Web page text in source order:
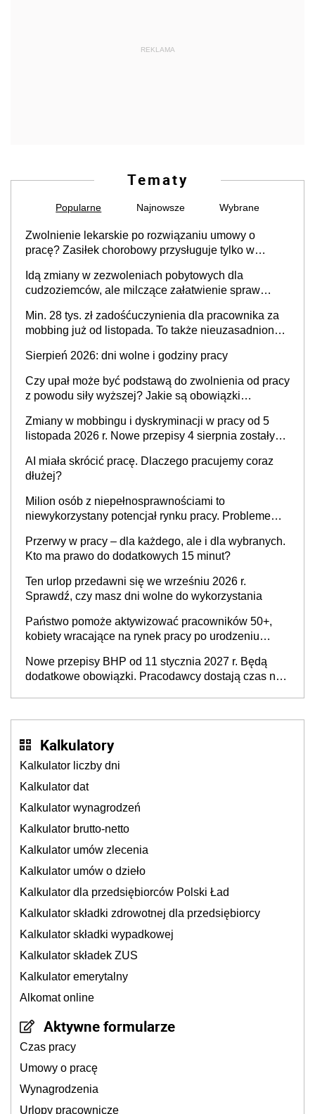
REKLAMA
Tematy
Popularne Najnowsze Wybrane
Zwolnienie lekarskie po rozwiązaniu umowy o
pracę? Zasiłek chorobowy przysługuje tylko w
stosunku pracy
Idą zmiany w zezwoleniach pobytowych dla
cudzoziemców, ale milczące załatwienie spraw
Min. 28 tys. zł zadośćuczynienia dla pracownika za
mobbing już od listopada. To także nieuzasadniona
Sierpień 2026: dni wolne i godziny pracy
Czy upał może być podstawą do zwolnienia od pracy
z powodu siły wyższej? Jakie są obowiązki
Zmiany w mobbingu i dyskryminacji w pracy od 5
listopada 2026 r. Nowe przepisy 4 sierpnia zostały
AI miała skrócić pracę. Dlaczego pracujemy coraz
dłużej?
Milion osób z niepełnosprawnościami to
niewykorzystany potencjał rynku pracy. Problemem
refundacji, ale bariery po stronie systemu i
świadomości pracodawców [WYWIAD]
Przerwy w pracy – dla każdego, ale i dla wybranych.
Kto ma prawo do dodatkowych 15 minut?
Ten urlop przedawni się we wrześniu 2026 r.
Sprawdź, czy masz dni wolne do wykorzystania
Państwo pomoże aktywizować pracowników 50+,
kobiety wracające na rynek pracy po urodzeniu
neuroatypowe. Powstanie Fundusz na rzecz
Inkluzywności w Zatrudnianiu?
Nowe przepisy BHP od 11 stycznia 2027 r. Będą
dodatkowe obowiązki. Pracodawcy dostają czas na
Kalkulatory
Kalkulator liczby dni
Kalkulator dat
Kalkulator wynagrodzeń
Kalkulator brutto-netto
Kalkulator umów zlecenia
Kalkulator umów o dzieło
Kalkulator dla przedsiębiorców Polski Ład
Kalkulator składki zdrowotnej dla przedsiębiorcy
Kalkulator składki wypadkowej
Kalkulator składek ZUS
Kalkulator emerytalny
Alkomat online
Aktywne formularze
Czas pracy
Umowy o pracę
Wynagrodzenia
Urlopy pracownicze